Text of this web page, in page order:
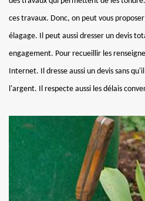
ces travaux. Donc, on peut vous
élagage. Il peut aussi dresser un devis
engagement. Pour recueillir les
Internet. Il dresse aussi un devis sans
l'argent. Il respecte aussi les délais